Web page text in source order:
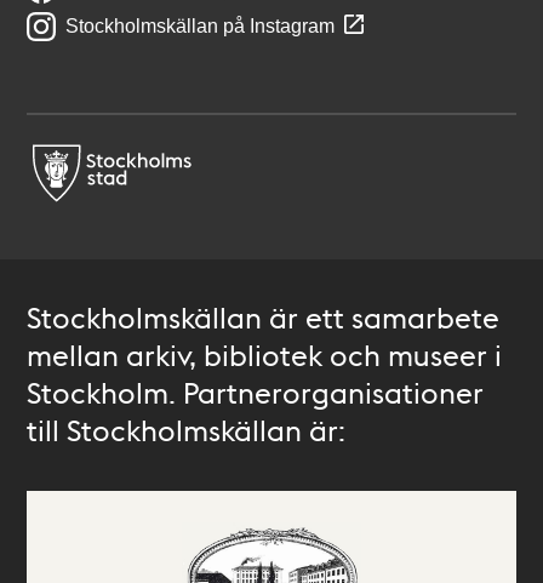
Stockholmskällan på Instagram
Stockholmskällan är ett samarbete
mellan arkiv, bibliotek och museer i
Stockholm. Partnerorganisationer
till Stockholmskällan är: